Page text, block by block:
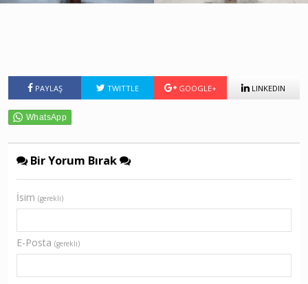
PAYLAŞ TWITTLE GOOGLE+ LINKEDIN
Bir Yorum Bırak
İsim (gerekli)
E-Posta (gerekli)